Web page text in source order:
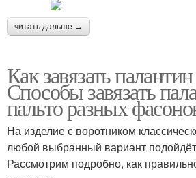
читать дальше →
Как завязать
Способы завязать
пальто разных
На изделие с воротником
любой выбранный вариант
Рассмотрим подробно, как